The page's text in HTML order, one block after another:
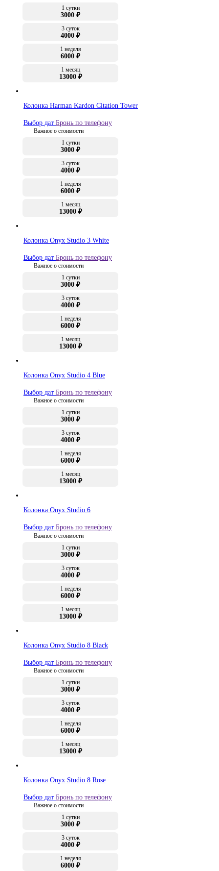
1 сутки
3000 ₽
3 суток
4000 ₽
1 неделя
6000 ₽
1 месяц
13000 ₽
Колонка Harman Kardon Citation Tower
Выбор дат Бронь по телефону
Важное о стоимости
1 сутки
3000 ₽
3 суток
4000 ₽
1 неделя
6000 ₽
1 месяц
13000 ₽
Колонка Onyx Studio 3 White
Выбор дат Бронь по телефону
Важное о стоимости
1 сутки
3000 ₽
3 суток
4000 ₽
1 неделя
6000 ₽
1 месяц
13000 ₽
Колонка Onyx Studio 4 Вluе
Выбор дат Бронь по телефону
Важное о стоимости
1 сутки
3000 ₽
3 суток
4000 ₽
1 неделя
6000 ₽
1 месяц
13000 ₽
Колонка Onyx Studio 6
Выбор дат Бронь по телефону
Важное о стоимости
1 сутки
3000 ₽
3 суток
4000 ₽
1 неделя
6000 ₽
1 месяц
13000 ₽
Колонка Onyx Studio 8 Black
Выбор дат Бронь по телефону
Важное о стоимости
1 сутки
3000 ₽
3 суток
4000 ₽
1 неделя
6000 ₽
1 месяц
13000 ₽
Колонка Onyx Studio 8 Rose
Выбор дат Бронь по телефону
Важное о стоимости
1 сутки
3000 ₽
3 суток
4000 ₽
1 неделя
6000 ₽